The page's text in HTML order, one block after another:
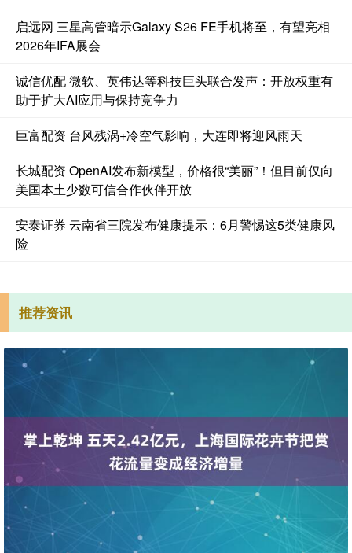
启远网 三星高管暗示Galaxy S26 FE手机将至，有望亮相
2026年IFA展会
诚信优配 微软、英伟达等科技巨头联合发声：开放权重有
助于扩大AI应用与保持竞争力
巨富配资 台风残涡+冷空气影响，大连即将迎风雨天
长城配资 OpenAI发布新模型，价格很“美丽”！但目前仅向
美国本土少数可信合作伙伴开放
安泰证券 云南省三院发布健康提示：6月警惕这5类健康风
险
推荐资讯